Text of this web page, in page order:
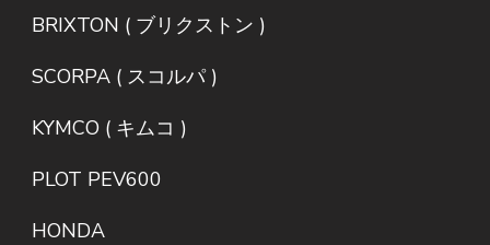
BRIXTON ( ブリクストン )
SCORPA ( スコルパ )
KYMCO ( キムコ )
PLOT PEV600
HONDA